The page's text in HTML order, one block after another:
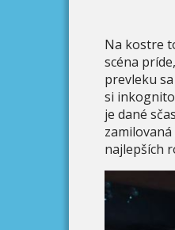
Na kostre
scéna
prevleku
si
je dané
najlepších